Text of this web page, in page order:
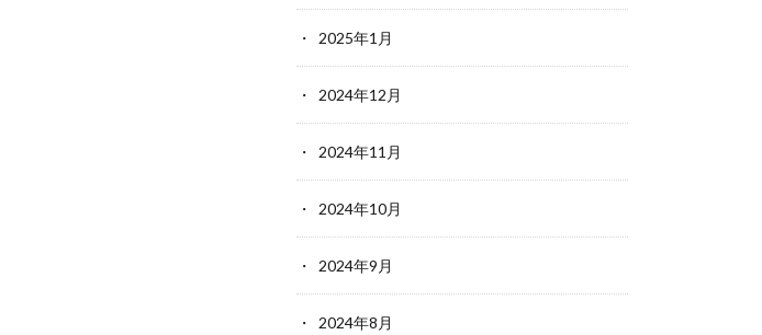
2025年1月
2024年12月
2024年11月
2024年10月
2024年9月
2024年8月